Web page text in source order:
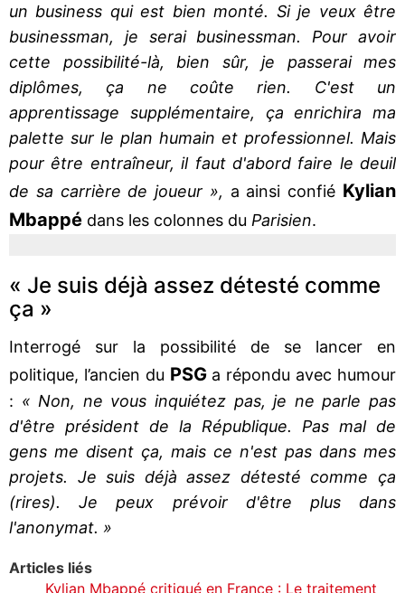
un business qui est bien monté. Si je veux être
businessman, je serai businessman. Pour avoir
cette possibilité-là, bien sûr, je passerai mes
diplômes, ça ne coûte rien. C'est un
apprentissage supplémentaire, ça enrichira ma
palette sur le plan humain et professionnel. Mais
pour être entraîneur, il faut d'abord faire le deuil
de sa carrière de joueur », a ainsi confié Kylian
Mbappé dans les colonnes du Parisien.
« Je suis déjà assez détesté comme
ça »
Interrogé sur la possibilité de se lancer en
politique, l’ancien du PSG a répondu avec humour
: « Non, ne vous inquiétez pas, je ne parle pas
d'être président de la République. Pas mal de
gens me disent ça, mais ce n'est pas dans mes
projets. Je suis déjà assez détesté comme ça
(rires). Je peux prévoir d'être plus dans
l'anonymat. »
Articles liés
Kylian Mbappé critiqué en France : Le traitement